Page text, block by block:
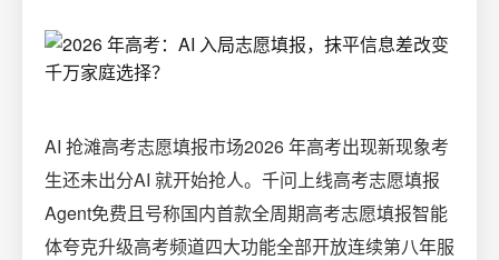
AI 抢滩高考志愿填报市场2026 年高考出现新现象考
生还未出分AI 就开始抢人。千问上线高考志愿填报
Agent免费且号称国内首款全周期高考志愿填报智能
体夸克升级高考频道四大功能全部开放连续第八年服